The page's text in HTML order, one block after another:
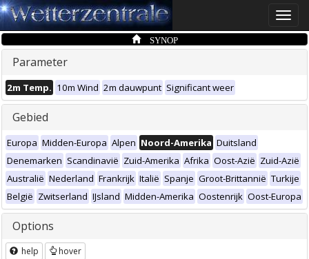
Toggle
SYNOP
Parameter
2m Temp. 10m Wind 2m dauwpunt Significant weer
Gebied
Europa Midden-Europa Alpen Noord-Amerika Duitsland
Denemarken Scandinavië Zuid-Amerika Afrika Oost-Azië Zuid-Azië
Australië Nederland Frankrijk Italië Spanje Groot-Brittannië Turkije
België Zwitserland IJsland Midden-Amerika Oostenrijk Oost-Europa
Options
help hover